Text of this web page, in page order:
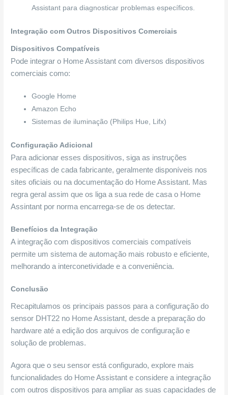
Assistant para diagnosticar problemas específicos.
Integração com Outros Dispositivos Comerciais
Dispositivos Compatíveis
Pode integrar o Home Assistant com diversos dispositivos
comerciais como:
Google Home
Amazon Echo
Sistemas de iluminação (Philips Hue, Lifx)
Configuração Adicional
Para adicionar esses dispositivos, siga as instruções
específicas de cada fabricante, geralmente disponíveis nos
sites oficiais ou na documentação do Home Assistant. Mas
regra geral assim que os liga a sua rede de casa o Home
Assintant por norma encarrega-se de os detectar.
Benefícios da Integração
A integração com dispositivos comerciais compatíveis
permite um sistema de automação mais robusto e eficiente,
melhorando a interconetividade e a conveniência.
Conclusão
Recapitulamos os principais passos para a configuração do
sensor DHT22 no Home Assistant, desde a preparação do
hardware até a edição dos arquivos de configuração e
solução de problemas.
Agora que o seu sensor está configurado, explore mais
funcionalidades do Home Assistant e considere a integração
com outros dispositivos para ampliar as suas capacidades de